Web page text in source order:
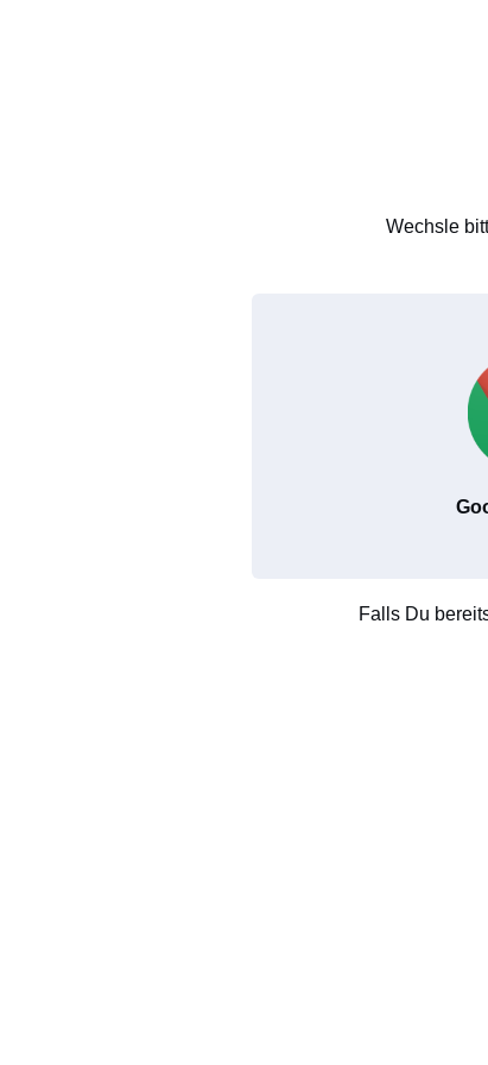
Wechsle
Falls Du